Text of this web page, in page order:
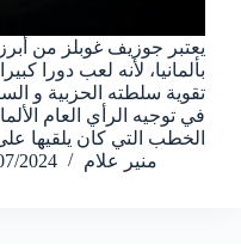
يعتبر جوزيف غوبلز من
بألمانيا، لأنه لعب دورا
تقوية سلطته الحزبية و
في توجيه الرأي العام
الخطب التي كان يلقيها
منير علام
2024